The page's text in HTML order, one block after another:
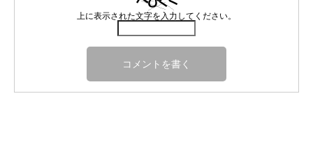
上に表示された文字を入力してください。